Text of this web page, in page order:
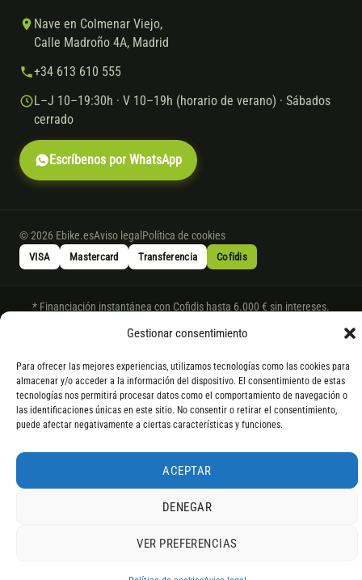
Gestionar consentimiento
Para ofrecer las mejores experiencias, utilizamos tecnologías como las cookies para
almacenar y/o acceder a la información del dispositivo. El consentimiento de estas
tecnologías nos permitirá procesar datos como el comportamiento de navegación o
las identificaciones únicas en este sitio. No consentir o retirar el consentimiento,
puede afectar negativamente a ciertas características y funciones.
ACEPTAR
DENEGAR
VER PREFERENCIAS
Nave en Colmenar Viejo,
Calle Madroño 4A, Madrid
+34 613 610 555
L–J 10–19:30h · V 10–19h (horario de verano) · Sábados
cerrado
Escríbenos por WhatsApp
© 2026 Ebike.esAviso legalPolítica de cookies
VISA Mastercard Transferencia Cofidis
* Financiación instantánea con Cofidis hasta 6.000 € sin intereses.
los detalles por WhatsApp.
* Los modelos con entrega inmediata se envían 24 h laborables tras el
pago; los de bajo pedido se confirman con un asesor. Si no fuera posible
servir el producto, se devuelve el importe sin coste. La información de
componentes es orientativa; los fabricantes pueden sustituir elementos
RESEÑAS DE